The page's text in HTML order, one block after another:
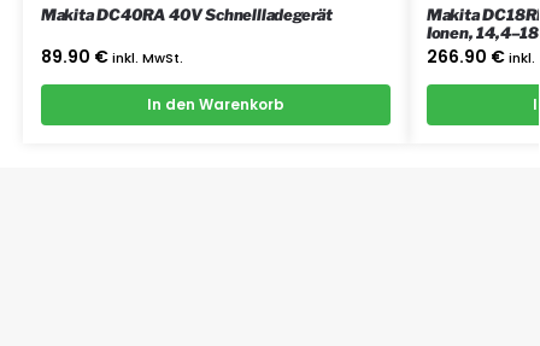
Makita DC40RA 40V Schnellladegerät
89.90 € inkl. MwSt.
In den Warenkorb
Makita
Ionen,
ion Batterien
266.90 € inkl.